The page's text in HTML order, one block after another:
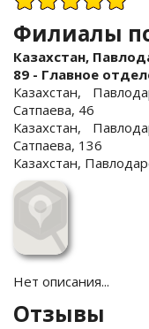
Филиалы
Казахстан,
89 - Главное
Казахстан,
Сатпаева, 46
Казахстан,
Сатпаева, 136
Казахстан,
Нет описания...
Отзывы